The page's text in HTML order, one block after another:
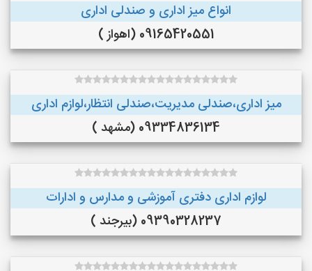
انواع میز اداری و صندلی اداری
09165420551 (اهواز )
میز اداری،صندلی مدیریت،صندلی انتظار،لوازم اداری
09334836134 (مشهد )
لوازم اداری دفتری آموزشی و مدارس و ادارات
09390328237 (بیرجند )